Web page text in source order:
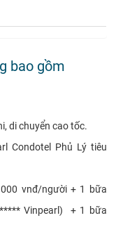
bao gồm
di chuyển cao tốc.
Condotel Phủ Lý tiêu
vnđ/người + 1 bữa
Vinpearl) + 1 bữa